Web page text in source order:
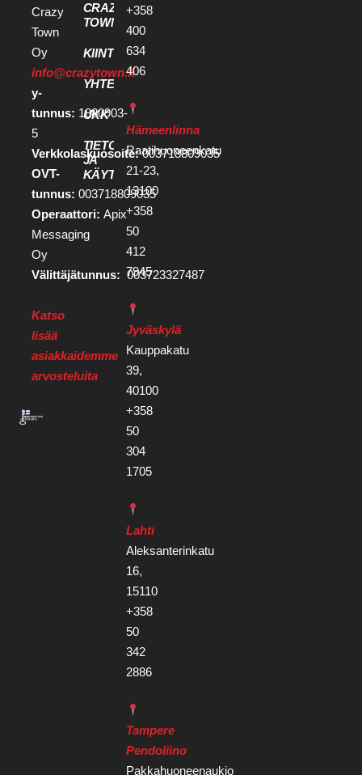
Crazy
Town
Oy
info@crazytown.fi
y-
tunnus: 1880903-
5
Verkkolaskuosoite:003718809035
OVT-
tunnus: 003718809035
Operaattori: Apix
Messaging
Oy
Välittäjätunnus: 003723327487
Katso
lisää
asiakkaidemme
arvosteluita
CRAZY
TOWN
KIINTEISTÖKEHITTÄJILLE
YHTEYSTIEDOT
UKK
TIETOSUOJA
JA
KÄYTTÖEHDOT
+358
400
634
406
Hämeenlinna
Raatihuoneenkatu
21-23,
13100
+358
50
412
7945
Jyväskylä
Kauppakatu
39,
40100
+358
50
304
1705
Lahti
Aleksanterinkatu
16,
15110
+358
50
342
2886
Tampere
Pendoliino
Pakkahuoneenaukio